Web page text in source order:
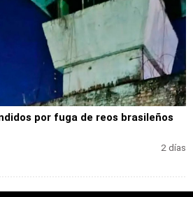
por fuga de reos brasileños
2 días